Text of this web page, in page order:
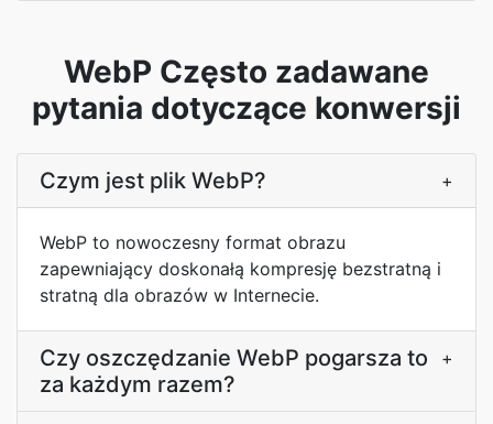
WebP Często zadawane
pytania dotyczące konwersji
Czym jest plik WebP? +
WebP to nowoczesny format obrazu
zapewniający doskonałą kompresję bezstratną i
stratną dla obrazów w Internecie.
Czy oszczędzanie WebP pogarsza to
za każdym razem?
+